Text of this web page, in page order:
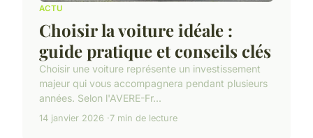
ACTU
Choisir la voiture idéale :
guide pratique et conseils clés
Choisir une voiture représente un investissement
majeur qui vous accompagnera pendant plusieurs
années. Selon l'AVERE-Fr...
14 janvier 2026 7 min de lecture